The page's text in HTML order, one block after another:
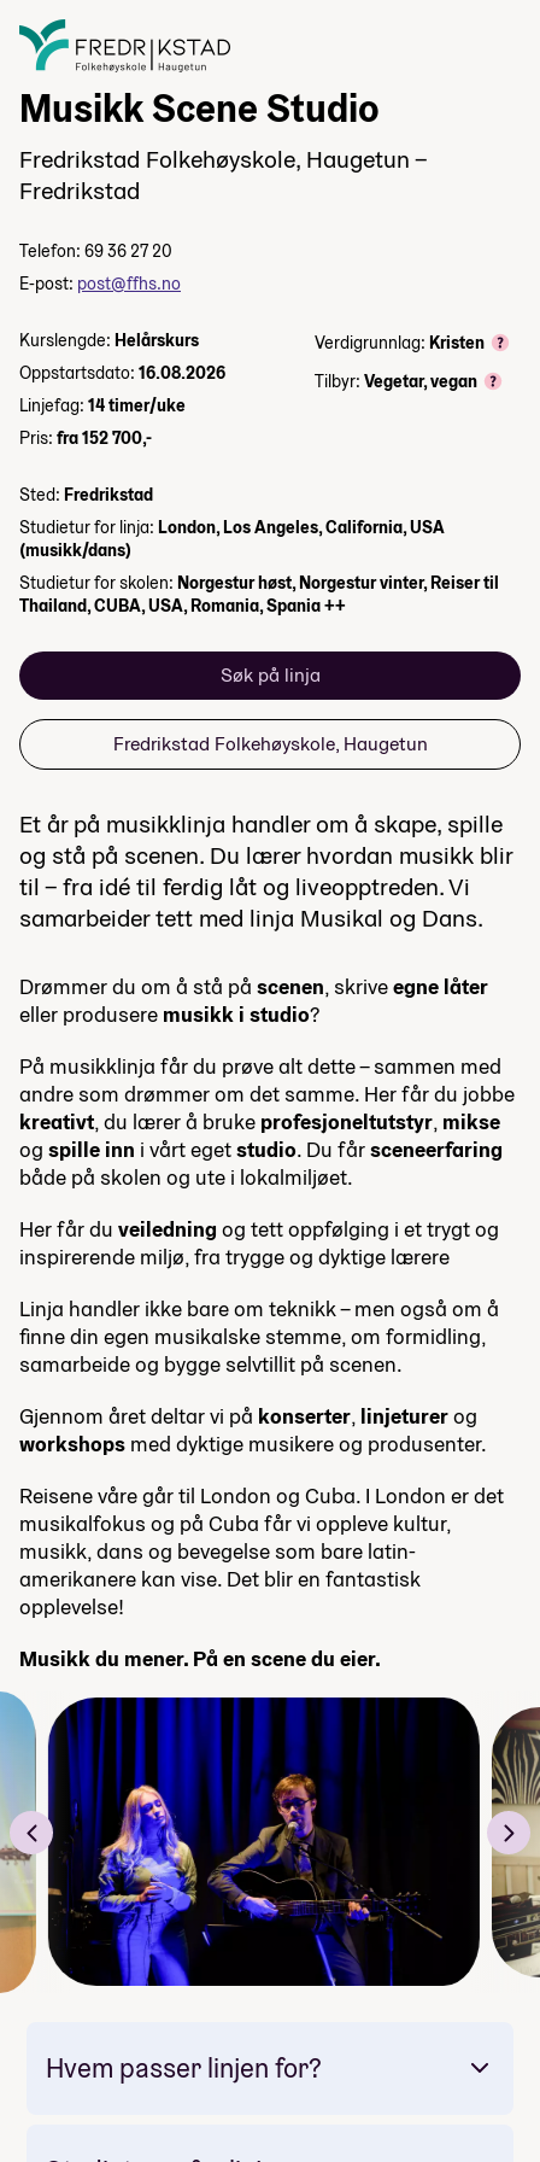
Musikk Scene Studio
Fredrikstad Folkehøyskole, Haugetun –
Fredrikstad
Telefon: 69 36 27 20
E-post: post@ffhs.no
Kurslengde: Helårskurs
Oppstartsdato: 16.08.2026
Linjefag: 14 timer/uke
Pris: fra 152 700,-
Verdigrunnlag: Kristen
Tilbyr: Vegetar, vegan
Sted: Fredrikstad
Studietur for linja: London, Los Angeles, California, USA
(musikk/dans)
Studietur for skolen: Norgestur høst, Norgestur vinter, Reiser til
Thailand, CUBA, USA, Romania, Spania ++
Søk på linja
Fredrikstad Folkehøyskole, Haugetun
Et år på musikklinja handler om å skape, spille
og stå på scenen. Du lærer hvordan musikk blir
til – fra idé til ferdig låt og liveopptreden. Vi
samarbeider tett med linja Musikal og Dans.
Drømmer du om å stå på scenen, skriveegne låter
eller produsere musikk i studio?
På musikklinja får du prøve alt dette – sammen med
andre som drømmer om det samme. Her får du jobbe
kreativt, du lærer å bruke profesjoneltutstyr, mikse
og spille inn i vårt egetstudio. Du fårsceneerfaring
både på skolen og ute i lokalmiljøet.
Her får du veiledning og tett oppfølging i et trygt og
inspirerende miljø, fra trygge og dyktige lærere
Linja handler ikke bare om teknikk – men også om å
finne din egen musikalske stemme, om formidling,
samarbeide og bygge selvtillit på scenen.
Gjennom året deltar vi på konserter, linjeturerog
workshops med dyktige musikere og produsenter.
Reisene våre går til London og Cuba. I London er det
musikalfokus og på Cuba får vi oppleve kultur,
musikk, dans og bevegelse som bare latin-
amerikanere kan vise. Det blir en fantastisk
opplevelse!
Musikk du mener. På en scene du eier.
Hvem passer linjen for?